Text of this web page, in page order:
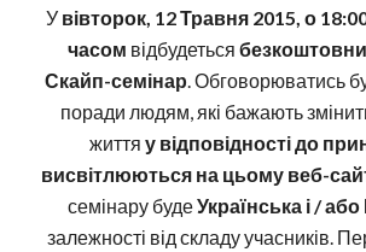
У вівторок, 12 Травня 2015, о
часом відбудеться
Скайп-семінар. Обговорюватись
поради людям, які бажають
життя у відповідності до
висвітлюються на цьому веб-
семінару будеУкраїнська і /
залежності від складу учасників.